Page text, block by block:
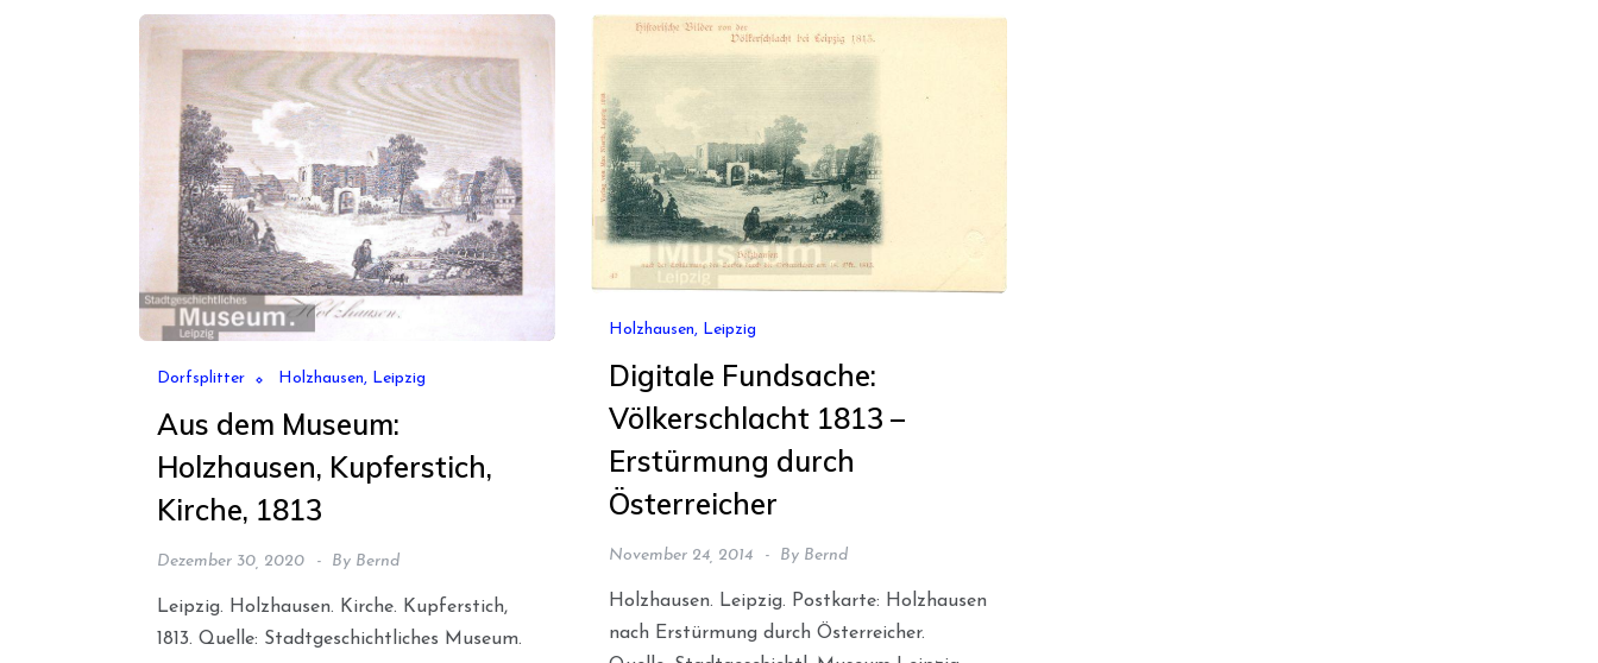
Dorfsplitter Holzhausen, Leipzig
Aus dem Museum:
Holzhausen, Kupferstich,
Kirche, 1813
Dezember 30, 2020 By Bernd
Leipzig. Holzhausen. Kirche. Kupferstich,
1813. Quelle: Stadtgeschichtliches Museum.
Holzhausen, Leipzig
Digitale Fundsache:
Völkerschlacht 1813 –
Erstürmung durch
Österreicher
November 24, 2014 By Bernd
Holzhausen. Leipzig. Postkarte: Holzhausen
nach Erstürmung durch Österreicher.